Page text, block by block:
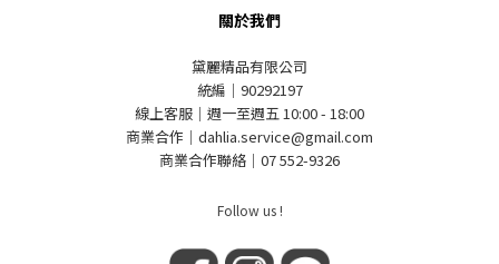
關於我們
黛麗精品有限公司
統編｜90292197
線上客服｜週一至週五 10:00 - 18:00
商業合作｜dahlia.service@gmail.com
商業合作聯絡｜07 552-9326
Follow us !